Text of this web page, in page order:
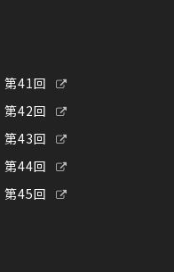
第41回
第42回
第43回
第44回
第45回